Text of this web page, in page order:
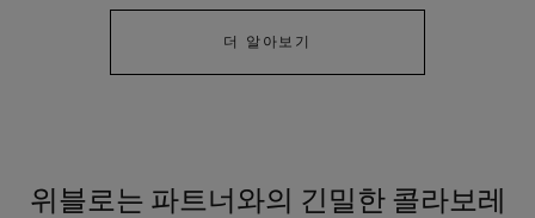
더 알아보기
위블로는 파트너와의 긴밀한 콜라보레